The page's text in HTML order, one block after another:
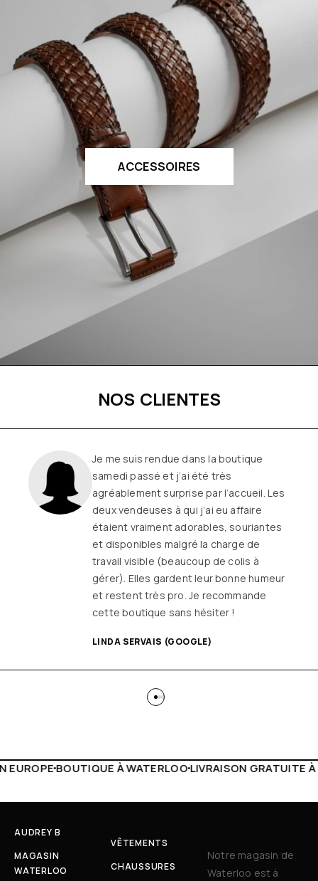
ACCESSOIRES
NOS CLIENTES
Une boutique familiale, à l’écoute et
remplie de joie de vivre
Les
vêtements sont de qualité, tendances
et originaux pour différentes
morphologies
et ça fait très
longtemps que j’y vais (depuis le début
ou quasiment) J’adore y faire un tour et
on ne sort jamais (ou presque) sans rien
LIVRAISON GRATUITE À PARTIR DE 150€LIVE
AUDREY B
MAGASIN
WATERLOO
VÊTEMENTS
CHAUSSURES
Notre magasin de
Waterloo est à